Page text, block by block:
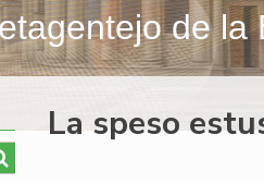
de la
La speso